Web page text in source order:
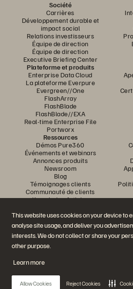
This website uses cookies on your device to
analyse site usage, and deliver you
interests. We do not collect or share your
other purpose.
Learn more
Allow Cookies Reject Cookies
Société
Carrières
Développement durable et
impact social
Relations investisseurs
Équipe de direction
Équipe de direction
Executive Briefing Center
Plateforme et produits
Enterprise Data Cloud
La plateforme Everpure
Evergreen//One
FlashArray
FlashBlade
FlashBlade//EXA
Real-time Enterprise File
Portworx
Ressources
Démos Pure360
Événements et webinars
Annonces produits
Newsroom
Blog
Témoignages clients
Communauté de clients
Knowledge Articles
Rejoignez la
Suivez-nous sur tous les
© 2026 Everpure, Inc. Tous
Confidentialité
Conditions d’utilisation du site